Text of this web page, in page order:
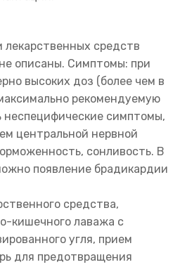
лекарственных средств
описаны. Симптомы: при
высоких доз (более чем в
рекомендуемую
неспецифические симптомы,
центральной нервной
сонливость. В
появление брадикардии
средства,
кишечного лаважа с
угля, прием
для предотвращения